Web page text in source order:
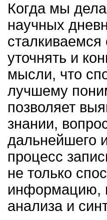
Когда мы
научных
уточнять и
мысли, что
лучшему
позволяет
знании,
дальнейшего
процесс
не только
информацию,
анализа и